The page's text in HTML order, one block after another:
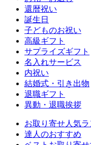
還暦祝い
誕生日
子どものお祝い
高級ギフト
サプライズギフト
名入れサービス
内祝い
結婚式・引き出物
退職ギフト
異動・退職挨拶
お取り寄せ人気
達人のおすすめ